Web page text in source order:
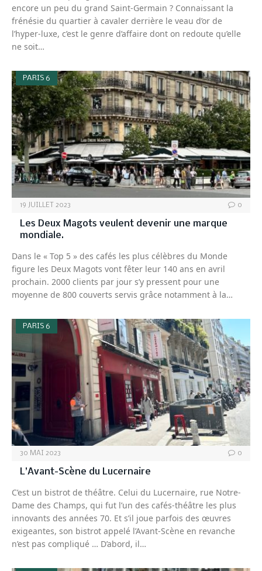
encore un peu du grand Saint-Germain ? Connaissant la
frénésie du quartier à cavaler derrière le veau d’or de
l’hyper-luxe, c’est le genre d’affaire dont on redoute qu’elle
ne soit…
PARIS 6
19 JUILLET 2023 0
Les Deux Magots veulent devenir une marque
mondiale.
Dans le « Top 5 » des cafés les plus célèbres du Monde
figure les Deux Magots vont fêter leur 140 ans en avril
prochain. 2000 clients par jour s’y pressent pour une
moyenne de 800 couverts servis grâce notamment à la…
PARIS 6
30 MAI 2023 0
L’Avant-Scène du Lucernaire
C’est un bistrot de théâtre. Celui du Lucernaire, rue Notre-
Dame des Champs, qui fut l’un des cafés-théâtre les plus
innovants des années 70. Et s’il joue parfois des œuvres
exigeantes, son bistrot appelé l’Avant-Scène en revanche
n’est pas compliqué … D’abord, il…